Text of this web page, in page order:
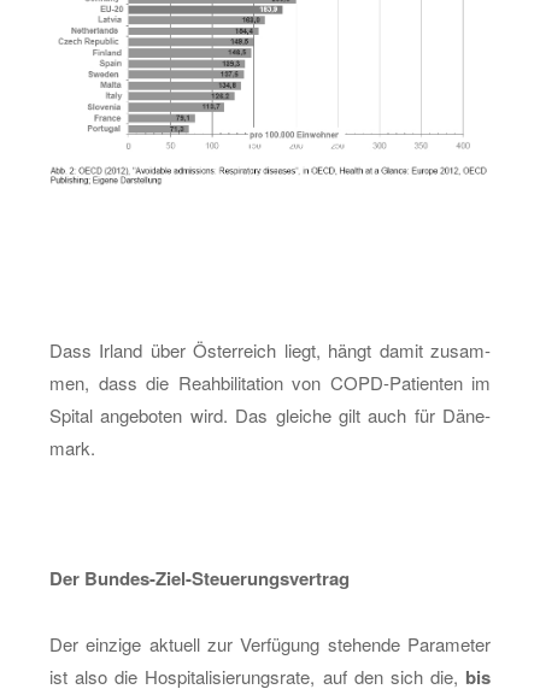
Dass Ir­land über Ös­ter­reich liegt, hängt damit zu­sam­
men, dass die Re­ah­bi­li­ta­ti­on von COPD-Pa­ti­en­ten im
Spi­tal an­ge­bo­ten wird. Das glei­che gilt auch für Dä­ne­
mark.
Der Bun­des-Ziel-Steue­rungs­ver­trag
Der ein­zi­ge ak­tu­ell zur Ver­fü­gung ste­hen­de Pa­ra­me­ter
ist also die Hos­pi­ta­li­sie­rungs­ra­te, auf den sich die, bis